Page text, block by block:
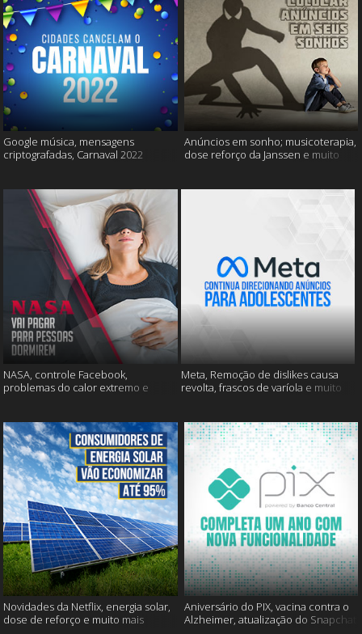
Google música, mensagens
criptografadas, Carnaval 2022
Anúncios em sonho; musicoterapia,
dose reforço da Janssen e muito
NASA, controle Facebook,
problemas do calor extremo e
Meta, Remoção de dislikes causa
revolta, frascos de varíola e muito
Novidades da Netflix, energia solar,
dose de reforço e muito mais
Aniversário do PIX, vacina contra o
Alzheimer, atualização do Snapchat